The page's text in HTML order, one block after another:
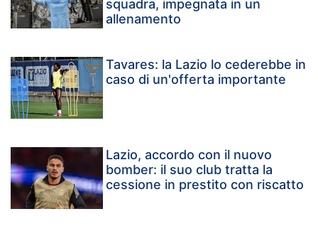
squadra, impegnata in un
allenamento
Tavares: la Lazio lo cederebbe in
caso di un'offerta importante
Lazio, accordo con il nuovo
bomber: il suo club tratta la
cessione in prestito con riscatto